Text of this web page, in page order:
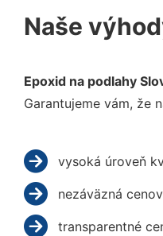
Naše
Epoxid na podlahy
Garantujeme vám, že
vysoká úroveň
nezáväzná
transparentné